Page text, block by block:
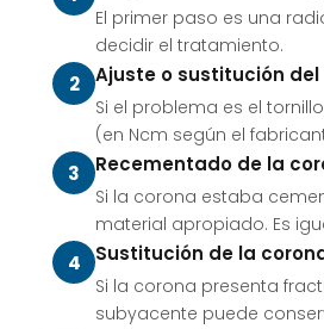
El primer paso es una
decidir el tratamiento.
Ajuste o sustitución
Si el problema es el
(en Ncm según el
Recementado de la
Si la corona estaba
material apropiado. Es
Sustitución de la
Si la corona presenta
subyacente puede